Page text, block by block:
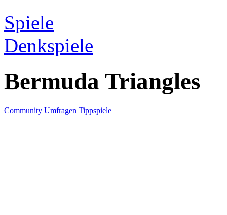
Spiele
Denkspiele
Bermuda Triangles
Community Umfragen Tippspiele